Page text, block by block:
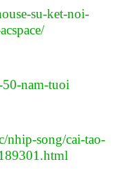
su-ket-noi-
nam-tuoi
nhip-song/cai-tao-